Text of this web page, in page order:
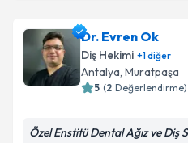
Dr. Evren Ok
Diş Hekimi +1diğer
Antalya, Muratpaşa
5 (2 Değerlendirme)
Özel Enstitü Dental Ağız ve Diş